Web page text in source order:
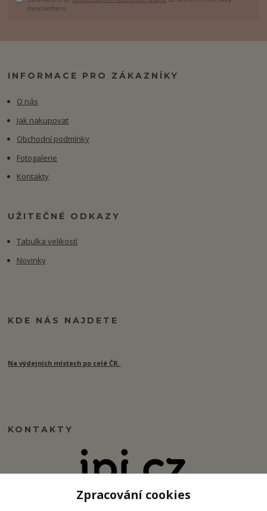
newsletteru.
INFORMACE PRO ZÁKAZNÍKY
O nás
Jak nakupovat
Obchodní podmínky
Fotogalerie
Kontakty
UŽITEČNÉ ODKAZY
Tabulka velikostí
Novinky
KDE NÁS NAJDETE
Na výdejních místech po celé ČR.
KONTAKTY
Zpracování cookies